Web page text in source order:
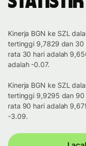
Kinerja BGN ke SZL
tertinggi 9,7829 dan
rata 30 hari adalah
adalah -0.07.
Kinerja BGN ke SZL
tertinggi 9,9295 dan
rata 90 hari adalah
-3.09.